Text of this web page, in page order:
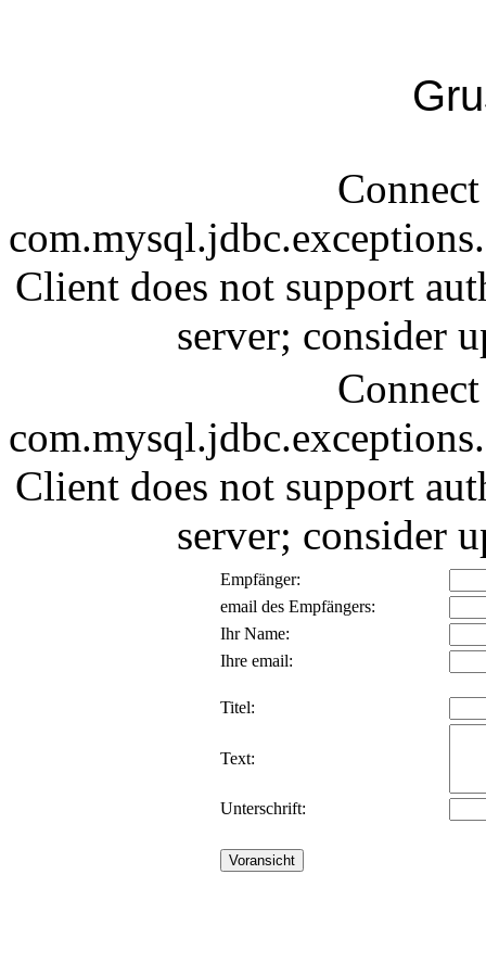
Client does not support
server; consider
Client does not support
server; consider
Empfänger:
email des Empfängers:
Ihr Name:
Ihre email:
Titel:
Text:
Unterschrift: